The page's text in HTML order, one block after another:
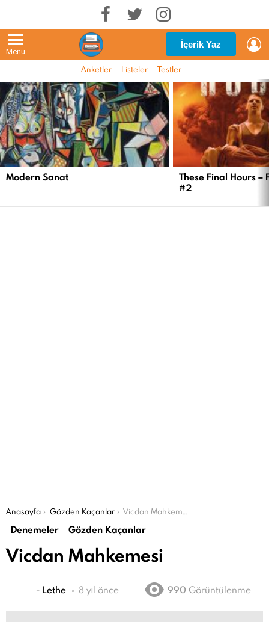
Menü
İçerik Yaz
Anketler Listeler Testler
EN
YENI
İÇERIKLER
Modern Sanat
These Final Hours –
#2
Şu an buradasın:
Anasayfa Gözden Kaçanlar Vicdan Mahkemesi
Denemeler Gözden Kaçanlar
Vicdan Mahkemesi
- Lethe 8 yıl önce 990 Görüntülenme